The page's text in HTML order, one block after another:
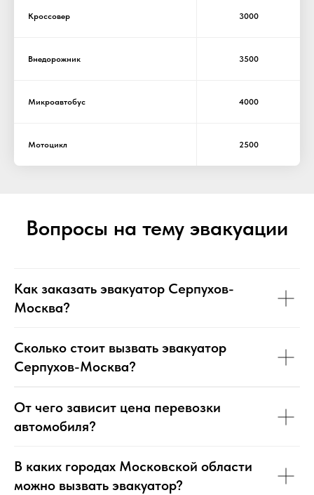
Кроссовер 3000
Внедорожник 3500
Микроавтобус 4000
Мотоцикл 2500
Вопросы на тему эвакуации
Как заказать эвакуатор Серпухов-
Москва?
Сколько стоит вызвать эвакуатор
Серпухов-Москва?
От чего зависит цена перевозки
автомобиля?
В каких городах Московской области
можно вызвать эвакуатор?